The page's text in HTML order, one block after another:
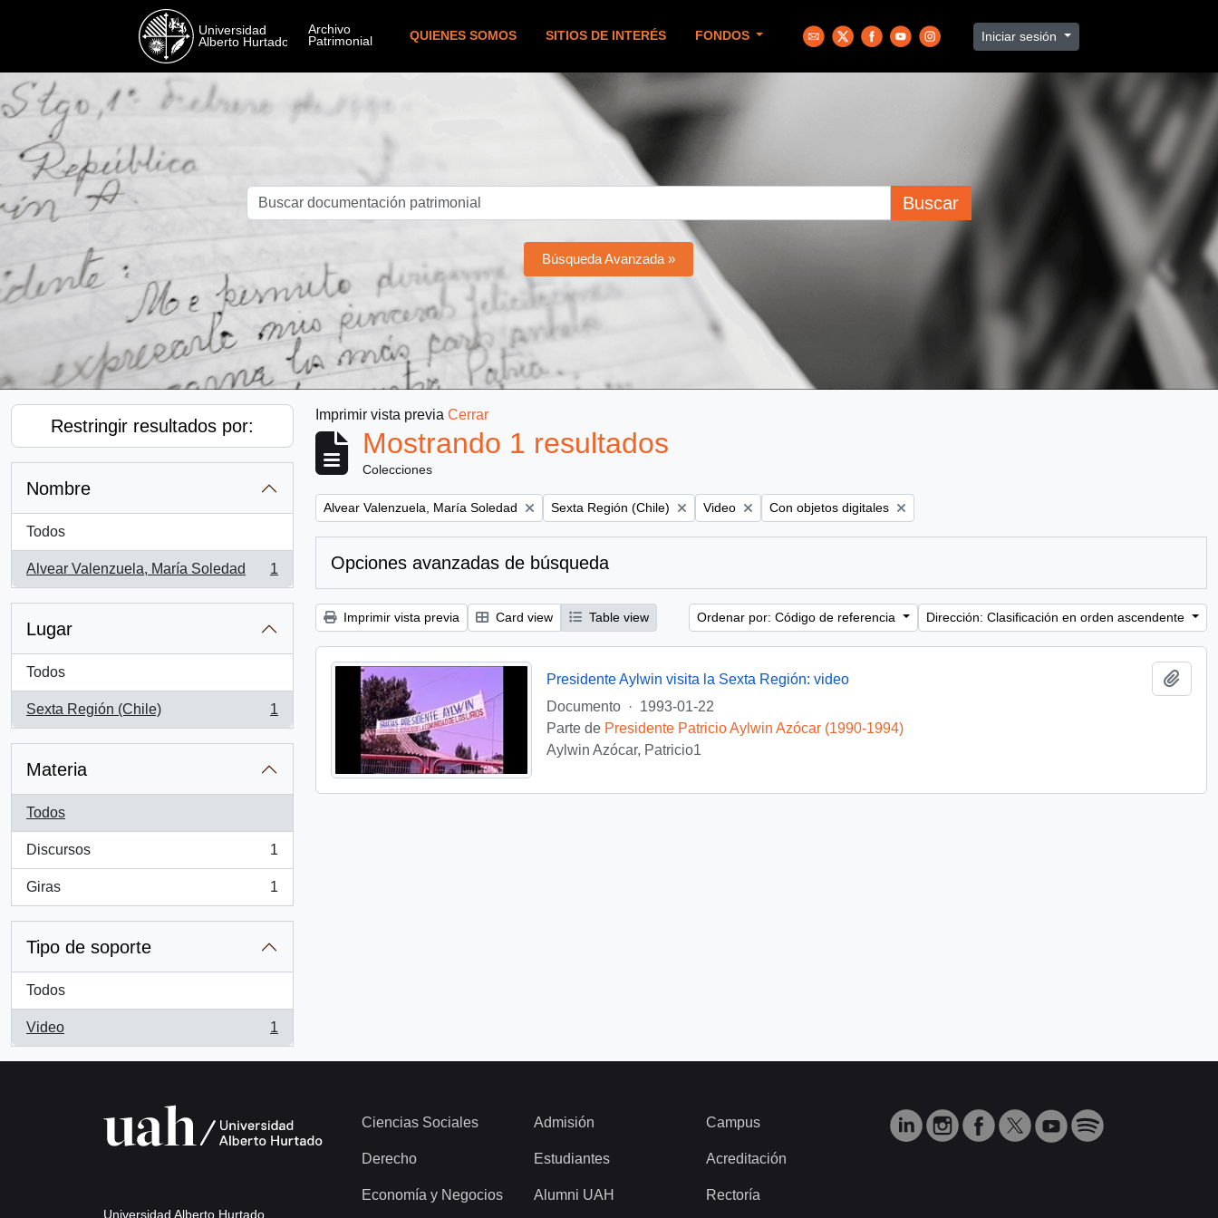
QUIENES SOMOS SITIOS DE INTERÉS FONDOS Iniciar sesión
Buscar
Búsqueda Avanzada »
Restringir resultados por:
Nombre
Todos
Alvear Valenzuela, María Soledad
, 1 resultados
1
Lugar
Todos
Sexta Región (Chile)
, 1 resultados
1
Materia
Todos
Discursos
, 1 resultados
1
Giras
, 1 resultados
1
Tipo de soporte
Todos
Video
, 1 resultados
1
Imprimir vista previa Cerrar
Mostrando 1 resultados
Colecciones
Remove filter:
Alvear Valenzuela, María Soledad Remove filter:
Sexta Región (Chile) Remove filter:
Video Remove filter:
Con objetos digitales
Opciones avanzadas de búsqueda
Imprimir vista previa Card view Table view Ordenar por: Código de referencia Dirección: Clasificación en orden ascendente
Presidente Aylwin visita la Sexta Región: video
Documento
· 1993-01-22
Parte de Presidente Patricio Aylwin Azócar (1990-1994)
Aylwin Azócar, Patricio1
Universidad Alberto Hurtado
Ciencias Sociales
Derecho
Economía y Negocios
Admisión
Estudiantes
Alumni UAH
Campus
Acreditación
Rectoría